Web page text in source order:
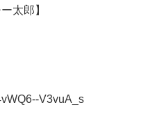
太郎】
V3vuA_s